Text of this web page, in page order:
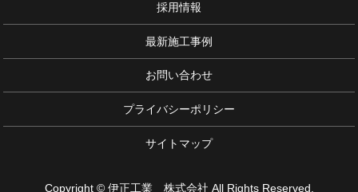
採用情報
最新施工事例
お問い合わせ
プライバシーポリシー
サイトマップ
Copyright © 伊正工業 株式会社 All Rights Reserved.